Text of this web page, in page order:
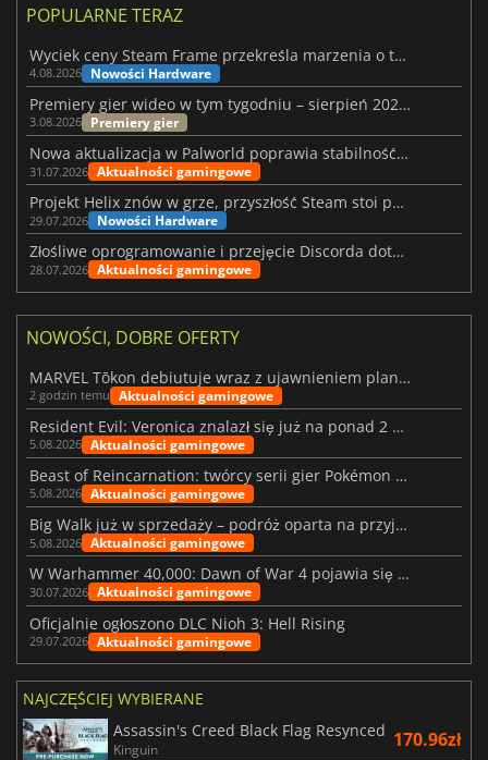
POPULARNE TERAZ
Wyciek ceny Steam Frame przekreśla marzenia o tanim zestawie VR
4.08.2026 Nowości Hardware
Premiery gier wideo w tym tygodniu – sierpień 2026 r. (32. tydzień)
3.08.2026 Premiery gier
Nowa aktualizacja w Palworld poprawia stabilność Sunreach i walk z bossami
31.07.2026 Aktualności gamingowe
Projekt Helix znów w grze, przyszłość Steam stoi pod znakiem zapytania
29.07.2026 Nowości Hardware
Złośliwe oprogramowanie i przejęcie Discorda dotknęły Meccha Chameleon
28.07.2026 Aktualności gamingowe
NOWOŚCI, DOBRE OFERTY
MARVEL Tōkon debiutuje wraz z ujawnieniem planu rozwoju na pierwszy rok
2 godzin temu Aktualności gamingowe
Resident Evil: Veronica znalazł się już na ponad 2 milionach list życzeń
5.08.2026 Aktualności gamingowe
Beast of Reincarnation: twórcy serii gier Pokémon wkraczają na nową ścieżkę
5.08.2026 Aktualności gamingowe
Big Walk już w sprzedaży – podróż oparta na przyjaźni
5.08.2026 Aktualności gamingowe
W Warhammer 40,000: Dawn of War 4 pojawia się frakcja Nekronów
30.07.2026 Aktualności gamingowe
Oficjalnie ogłoszono DLC Nioh 3: Hell Rising
29.07.2026 Aktualności gamingowe
NAJCZĘŚCIEJ WYBIERANE
Assassin's Creed Black Flag Resynced
Kinguin 170.96zł